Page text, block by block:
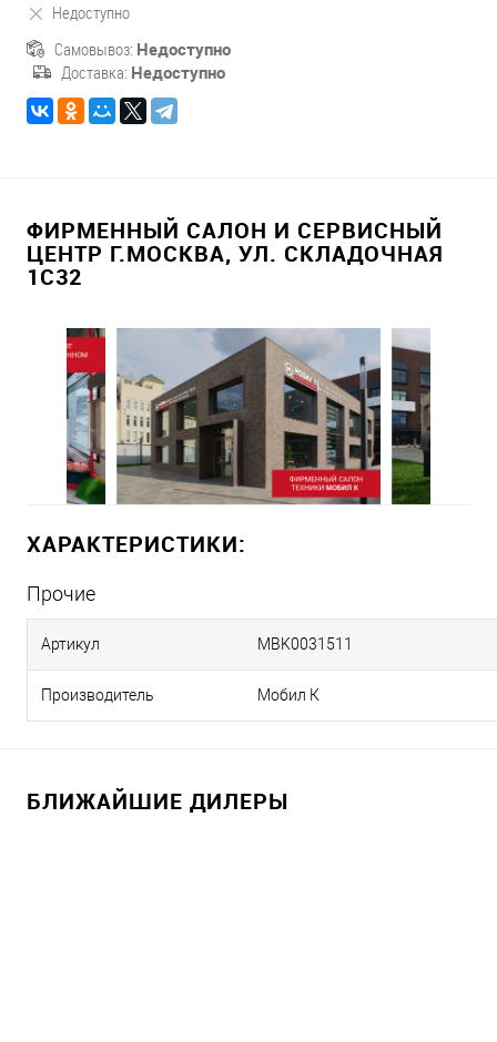
Недоступно
Самовывоз: Недоступно
Доставка: Недоступно
ФИРМЕННЫЙ САЛОН И СЕРВИСНЫЙ
ЦЕНТР Г.МОСКВА, УЛ. СКЛАДОЧНАЯ
1С32
ХАРАКТЕРИСТИКИ:
Прочие
Артикул MBK0031511
Производитель Мобил К
БЛИЖАЙШИЕ ДИЛЕРЫ